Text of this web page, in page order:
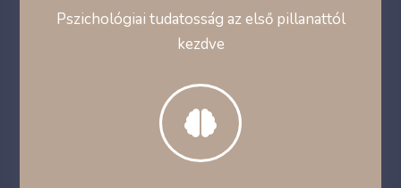
Pszichológiai tudatosság az első pillanattól
kezdve
